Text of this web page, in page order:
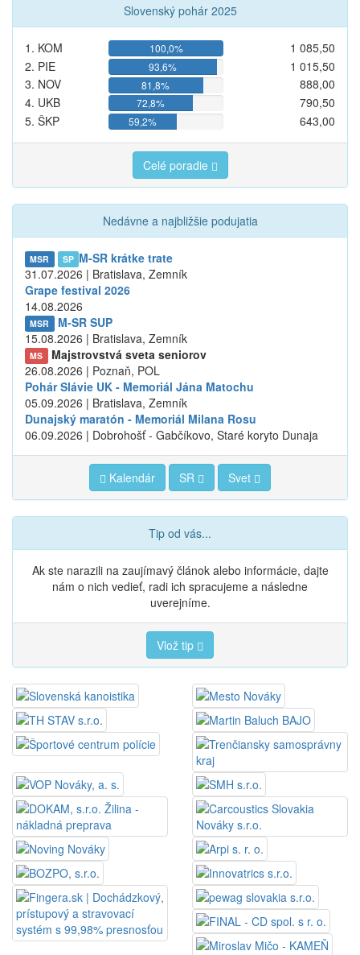
Slovenský pohár 2025
1. KOM 100,0%
1 085,50
2. PIE
93,6%
1 015,50
3. NOV
81,8%
888,00
4. UKB
72,8%
790,50
5. ŠKP
59,2% 643,00
Celé poradie
Nedávne a najbližšie podujatia
MSR SP M-SR krátke trate
31.07.2026 | Bratislava, Zemník
Grape festival 2026
14.08.2026
MSR
M-SR SUP
15.08.2026 | Bratislava, Zemník
MS
Majstrovstvá sveta seniorov
26.08.2026 | Poznaň, POL
Pohár Slávie UK - Memoriál Jána Matochu
05.09.2026 | Bratislava, Zemník
Dunajský maratón - Memoriál Milana Rosu
06.09.2026 | Dobrohošť - Gabčíkovo, Staré koryto Dunaja
Kalendár SR Svet
Tip od vás...
Ak ste narazili na zaujímavý článok alebo informácie, dajte
nám o nich vedieť, radi ich spracujeme a následne
uverejníme.
Vlož tip